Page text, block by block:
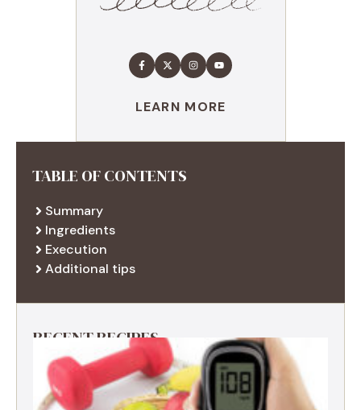
LEARN MORE
TABLE OF CONTENTS
Summary
Ingredients
Execution
Additional tips
RECENT RECIPES